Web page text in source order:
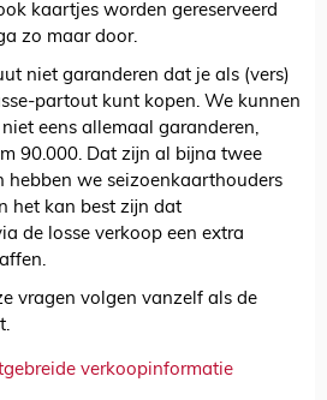
kaartjes worden gereserveerd
zo maar door.
niet garanderen dat je als (vers)
partout kunt kopen. We kunnen
eens allemaal garanderen,
90.000. Dat zijn al bijna twee
hebben we seizoenkaarthouders
het kan best zijn dat
de losse verkoop een extra
vragen volgen vanzelf als de
verkoopinformatie